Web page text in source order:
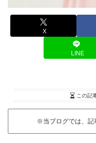
X
LINE
この記
※当ブログでは、記